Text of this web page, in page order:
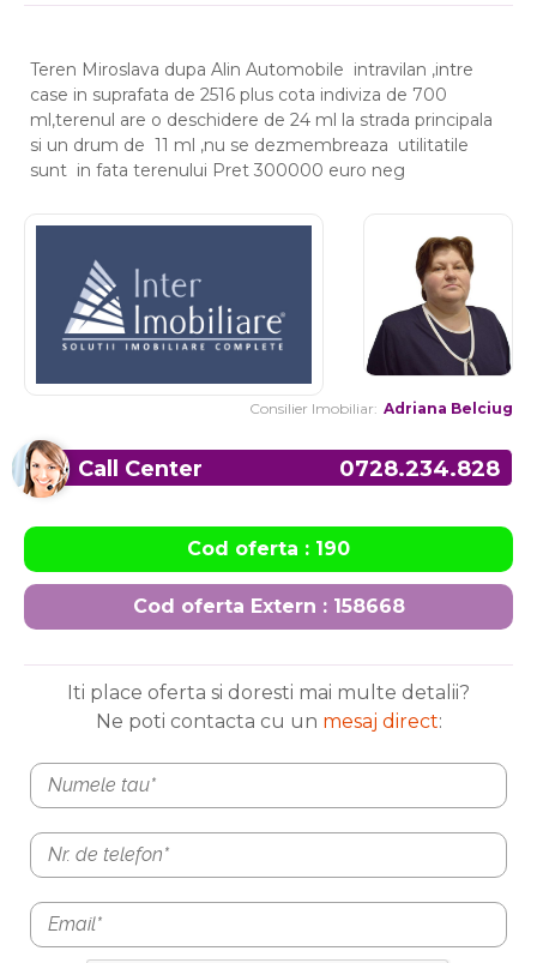
Teren Miroslava dupa Alin Automobile intravilan ,intre
case in suprafata de 2516 plus cota indiviza de 700
ml,terenul are o deschidere de 24 ml la strada principala
si un drum de 11 ml ,nu se dezmembreaza utilitatile
sunt in fata terenului Pret 300000 euro neg
Consilier Imobiliar: Adriana Belciug
Call Center 0728.234.828
Cod oferta : 190
Cod oferta Extern : 158668
Iti place oferta si doresti mai multe detalii?
Ne poti contacta cu un mesaj direct: